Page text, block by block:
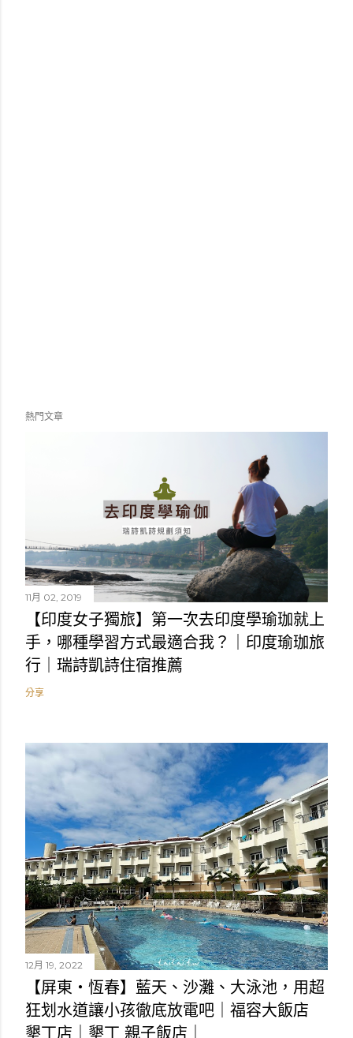
熱門文章
11月 02, 2019
【印度女子獨旅】第一次去印度學瑜珈就上
手，哪種學習方式最適合我？｜印度瑜珈旅
行｜瑞詩凱詩住宿推薦
分享
12月 19, 2022
【屏東・恆春】藍天、沙灘、大泳池，用超
狂划水道讓小孩徹底放電吧｜福容大飯店
墾丁店｜墾丁 親子飯店｜